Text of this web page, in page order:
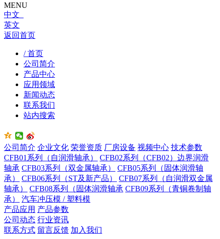
MENU
中文
英文
返回首页
/ 首页
公司简介
产品中心
应用领域
新闻动态
联系我们
站内搜索
公司简介 企业文化 荣誉资质 厂房设备 视频中心 技术参数
CFB01系列（自润滑轴承）
CFB02系列（CFB02）边界润滑
轴承 CFB03系列（双金属轴承）
CFB05系列（固体润滑轴
承）
CFB06系列（ST及新产品）
CFB07系列（自润滑双金属
轴承）
CFB08系列（固体润滑轴承 CFB09系列（青铜卷制轴
承）
汽车冲压模 / 塑料模
产品应用 产品参数
公司动态 行业资讯
联系方式 留言反馈 加入我们